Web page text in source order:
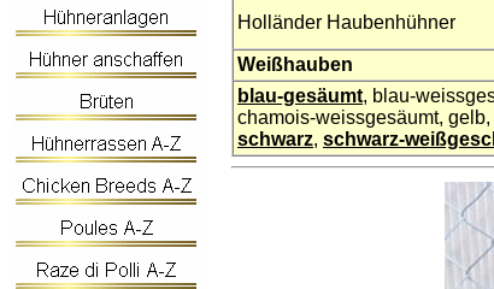
Holländer Haubenhühner
Weißhauben
blau-gesäumt, blau-
chamois-weissgesäumt, gelb,
schwarz, schwarz-